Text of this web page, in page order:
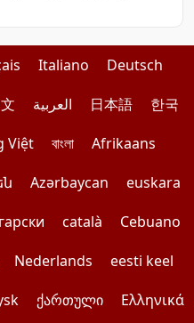
Italiano
Deutsch
العربية 日本語
한국
Việt বাংলা
Afrikaans
Azərbaycan
euskara
català
Cebuano
Nederlands
eesti keel
ქართული
Ελληνικά